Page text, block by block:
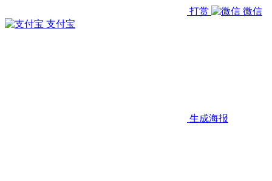
打赏
微信
支付宝
生成海报